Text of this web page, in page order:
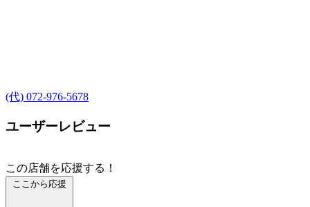
(代) 072-976-5678
ユーザーレビュー
この店舗を応援する！
ここから応援